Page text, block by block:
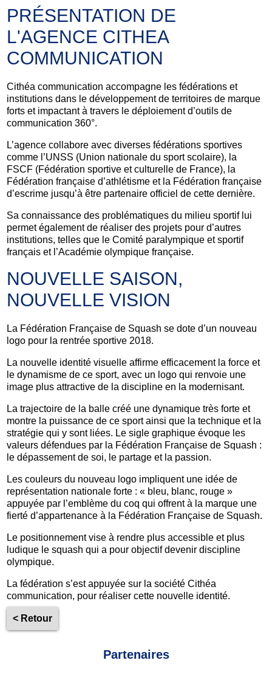
PRÉSENTATION DE
L'AGENCE CITHEA
COMMUNICATION
Cithéa communication accompagne les fédérations et
institutions dans le développement de territoires de marque
forts et impactant à travers le déploiement d’outils de
communication 360°.
L’agence collabore avec diverses fédérations sportives
comme l’UNSS (Union nationale du sport scolaire), la
FSCF (Fédération sportive et culturelle de France), la
Fédération française d’athlétisme et la Fédération française
d’escrime jusqu’à être partenaire officiel de cette dernière.
Sa connaissance des problématiques du milieu sportif lui
permet également de réaliser des projets pour d’autres
institutions, telles que le Comité paralympique et sportif
français et l’Académie olympique française.
NOUVELLE SAISON,
NOUVELLE VISION
La Fédération Française de Squash se dote d’un nouveau
logo pour la rentrée sportive 2018.
La nouvelle identité visuelle affirme efficacement la force et
le dynamisme de ce sport, avec un logo qui renvoie une
image plus attractive de la discipline en la modernisant.
La trajectoire de la balle créé une dynamique très forte et
montre la puissance de ce sport ainsi que la technique et la
stratégie qui y sont liées. Le sigle graphique évoque les
valeurs défendues par la Fédération Française de Squash :
le dépassement de soi, le partage et la passion.
Les couleurs du nouveau logo impliquent une idée de
représentation nationale forte : « bleu, blanc, rouge »
appuyée par l’emblème du coq qui offrent à la marque une
fierté d’appartenance à la Fédération Française de Squash.
Le positionnement vise à rendre plus accessible et plus
ludique le squash qui a pour objectif devenir discipline
olympique.
La fédération s’est appuyée sur la société Cithéa
communication, pour réaliser cette nouvelle identité.
< Retour
Partenaires